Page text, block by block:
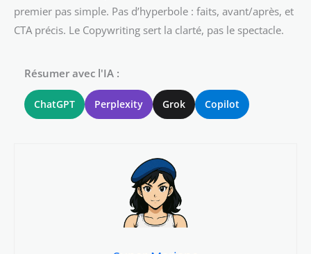
premier pas simple. Pas d’hyperbole : faits, avant/après, et
CTA précis. Le Copywriting sert la clarté, pas le spectacle.
Résumer avec l'IA :
ChatGPT Perplexity Grok Copilot